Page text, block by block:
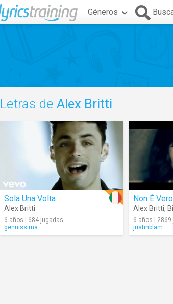
Géneros
Letras de Alex Britti
Sola Una Volta
Alex Britti
6 años | 684 jugadas
gennissima
Non È
Alex Britti,
6 años |
justinblam